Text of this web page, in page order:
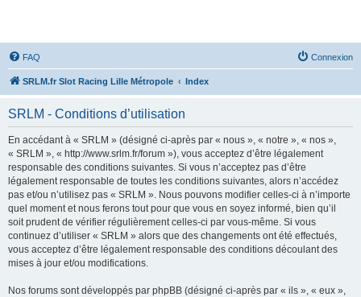
FAQ Connexion
SRLM.fr Slot Racing Lille Métropole Index
SRLM - Conditions d’utilisation
En accédant à « SRLM » (désigné ci-après par « nous », « notre », « nos »,
« SRLM », « http://www.srlm.fr/forum »), vous acceptez d’être légalement
responsable des conditions suivantes. Si vous n’acceptez pas d’être
légalement responsable de toutes les conditions suivantes, alors n’accédez
pas et/ou n’utilisez pas « SRLM ». Nous pouvons modifier celles-ci à n’importe
quel moment et nous ferons tout pour que vous en soyez informé, bien qu’il
soit prudent de vérifier régulièrement celles-ci par vous-même. Si vous
continuez d’utiliser « SRLM » alors que des changements ont été effectués,
vous acceptez d’être légalement responsable des conditions découlant des
mises à jour et/ou modifications.
Nos forums sont développés par phpBB (désigné ci-après par « ils », « eux »,